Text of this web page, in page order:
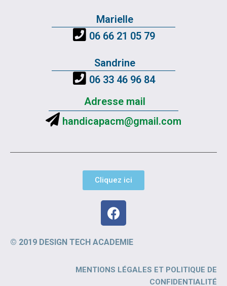
Marielle
06 66 21 05 79
Sandrine
06 33 46 96 84
Adresse mail
handicapacm@gmail.com
Cliquez ici
© 2019 DESIGN TECH ACADEMIE
MENTIONS LÉGALES ET POLITIQUE DE
CONFIDENTIALITÉ